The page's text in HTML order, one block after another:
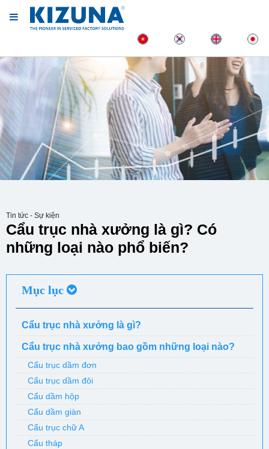
Tin tức - Sự kiện
Cẩu trục nhà xưởng là gì? Có
những loại nào phổ biến?
Mục lục
Cẩu trục nhà xưởng là gì?
Cẩu trục nhà xưởng bao gồm những loại nào?
Cẩu trục dầm đơn
Cẩu trục dầm đôi
Cẩu dầm hộp
Cẩu dầm giàn
Cẩu trục chữ A
Cẩu tháp